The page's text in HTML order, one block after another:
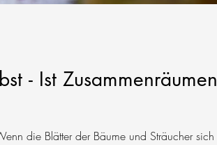
- Ist Zusammenräumen
die Blätter der Bäume und Sträucher sich